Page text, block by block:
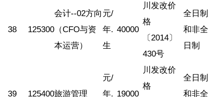
38 125300
会计--02方向
（CFO与资
本运营）
元/
年.
生
40000
川发改价
格
〔2014〕
430号
全日制
和非全
日制
39 125400旅游管理
元/
年. 19000
川发改价
格
全日制
和非全